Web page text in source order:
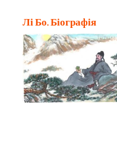
Лі Бо. Біографія